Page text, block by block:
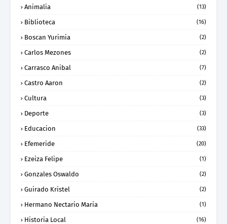
Animalia (13)
Biblioteca (16)
Boscan Yurimia (2)
Carlos Mezones (2)
Carrasco Anibal (7)
Castro Aaron (2)
Cultura (3)
Deporte (3)
Educacion (33)
Efemeride (20)
Ezeiza Felipe (1)
Gonzales Oswaldo (2)
Guirado Kristel (2)
Hermano Nectario Maria (1)
Historia Local (16)